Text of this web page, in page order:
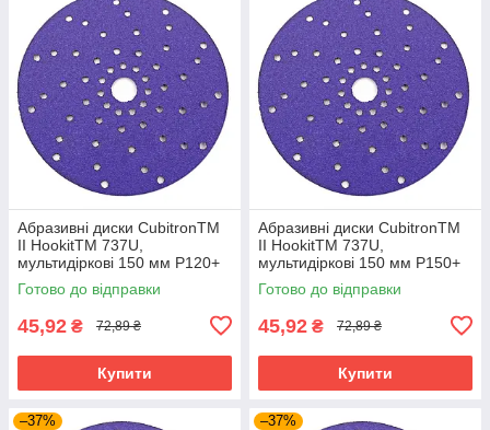
Абразивні диски CubitronTM
II HookitTM 737U,
мультидіркові 150 мм P120+
Готово до відправки
45,92 ₴ 72,89 ₴
Купити
Абразивні диски CubitronTM
II HookitTM 737U,
мультидіркові 150 мм P150+
Готово до відправки
45,92 ₴ 72,89 ₴
Купити
–37% –37%